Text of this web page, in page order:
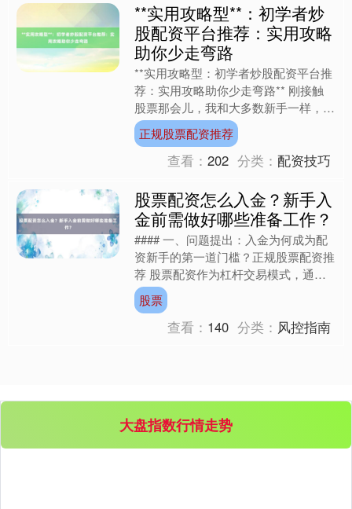
**实用攻略型**：初学者炒
股配资平台推荐：实用攻略
助你少走弯路
**实用攻略型：初学者炒股配资平台推
荐：实用攻略助你少走弯路** 刚接触
股票那会儿，我和大多数新手一样，既
兴奋又迷茫。看着K线图上跳动的数
字，仿佛看到了财富增长....
正规股票配资推荐
查看：202 分类：配资技巧
股票配资怎么入金？新手入
金前需做好哪些准备工作？
#### 一、问题提出：入金为何成为配
资新手的第一道门槛？正规股票配资推
荐 股票配资作为杠杆交易模式，通过
向平台借入资金放大投资本金，吸引了
许多追求高收益的投资....
股票
查看： 140 分类： 风控指南
大盘指数行情走势